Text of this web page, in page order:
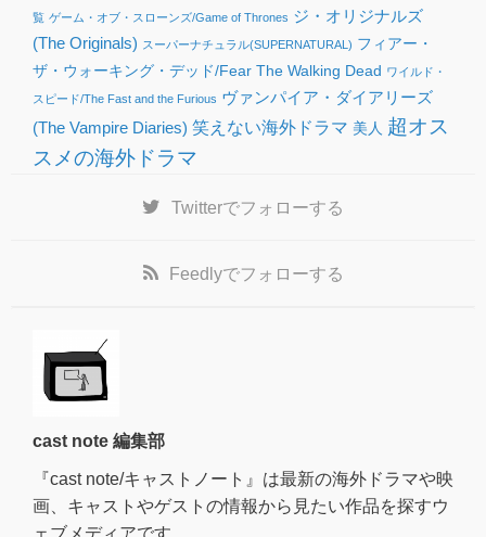
覧 ゲーム・オブ・スローンズ/Game of Thrones ジ・オリジナルズ
(The Originals) スーパーナチュラル(SUPERNATURAL) フィアー・
ザ・ウォーキング・デッド/Fear The Walking Dead ワイルド・
スピード/The Fast and the Furious ヴァンパイア・ダイアリーズ
(The Vampire Diaries) 笑えない海外ドラマ 美人 超オス
スメの海外ドラマ
Twitterでフォローする
Feedlyでフォローする
cast note 編集部
『cast note/キャストノート』は最新の海外ドラマや映
画、キャストやゲストの情報から見たい作品を探すウ
ェブメディアです。